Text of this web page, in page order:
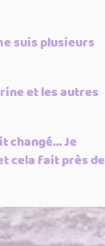
suis plusieurs
et les autres
changé… Je
cela fait près de